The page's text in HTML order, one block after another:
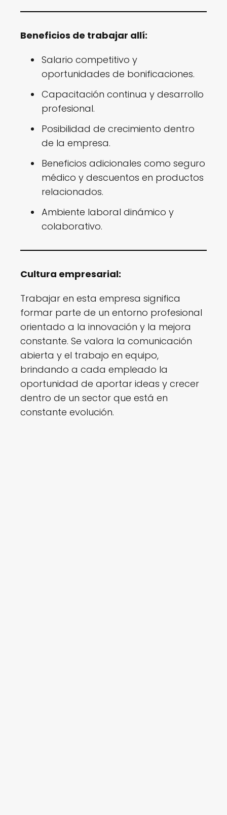
Beneficios de trabajar allí:
Salario competitivo y
oportunidades de bonificaciones.
Capacitación continua y desarrollo
profesional.
Posibilidad de crecimiento dentro
de la empresa.
Beneficios adicionales como seguro
médico y descuentos en productos
relacionados.
Ambiente laboral dinámico y
colaborativo.
Cultura empresarial:
Trabajar en esta empresa significa
formar parte de un entorno profesional
orientado a la innovación y la mejora
constante. Se valora la comunicación
abierta y el trabajo en equipo,
brindando a cada empleado la
oportunidad de aportar ideas y crecer
dentro de un sector que está en
constante evolución.